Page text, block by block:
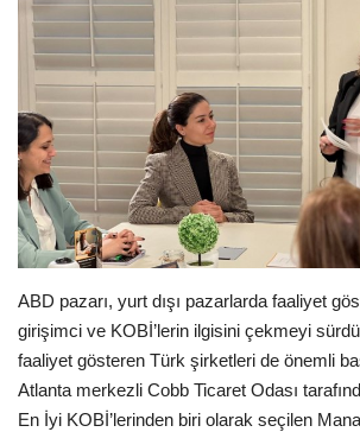
Tarım
E-Devlet Sistemleri
Enerji
Tubitak
Teknoloji Kurumu
Teknoloji
Yazılım Dilleri
ABD pazarı, yurt dışı pazarlarda faaliyet
girişimci ve KOBİ’lerin ilgisini çekmeyi
faaliyet gösteren Türk şirketleri de önemli
Atlanta merkezli Cobb Ticaret Odası
En İyi KOBİ’lerinden biri olarak seçilen